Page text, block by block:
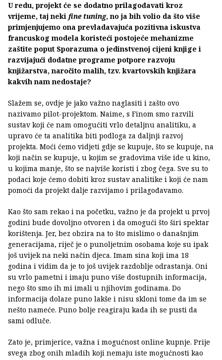
U redu, projekt će se dodatno prilagođavati kroz
vrijeme, taj neki fine tuning, no ja bih volio da što više
primjenjujemo ona prevladavajuća pozitivna iskustva
francuskog modela koristeći postojeće mehanizme
zaštite poput Sporazuma o jedinstvenoj cijeni knjige i
razvijajući dodatne programe potpore razvoju
knjižarstva, naročito malih, tzv. kvartovskih knjižara
kakvih nam nedostaje?
Slažem se, ovdje je jako važno naglasiti i zašto ovo
nazivamo pilot-projektom. Naime, s Finom smo razvili
sustav koji će nam omogućiti vrlo detaljnu analitiku, a
upravo će ta analitika biti podloga za daljnji razvoj
projekta. Moći ćemo vidjeti gdje se kupuje, što se kupuje, na
koji način se kupuje, u kojim se gradovima više ide u kino,
u kojima manje, što se najviše koristi i zbog čega. Sve su to
podaci koje ćemo dobiti kroz sustav analitike i koji će nam
pomoći da projekt dalje razvijamo i prilagođavamo.
Kao što sam rekao i na početku, važno je da projekt u prvoj
godini bude dovoljno otvoren i da omogući što širi spektar
korištenja. Jer, bez obzira na to što mislimo o današnjim
generacijama, riječ je o punoljetnim osobama koje su ipak
još uvijek na neki način djeca. Imam sina koji ima 18
godina i vidim da je to još uvijek razdoblje odrastanja. Oni
su vrlo pametni i imaju puno više dostupnih informacija,
nego što smo ih mi imali u njihovim godinama. Do
informacija dolaze puno lakše i nisu skloni tome da im se
nešto nameće. Puno bolje reagiraju kada ih se pusti da
sami odluče.
Zato je, primjerice, važna i mogućnost online kupnje. Prije
svega zbog onih mladih koji nemaju iste mogućnosti kao